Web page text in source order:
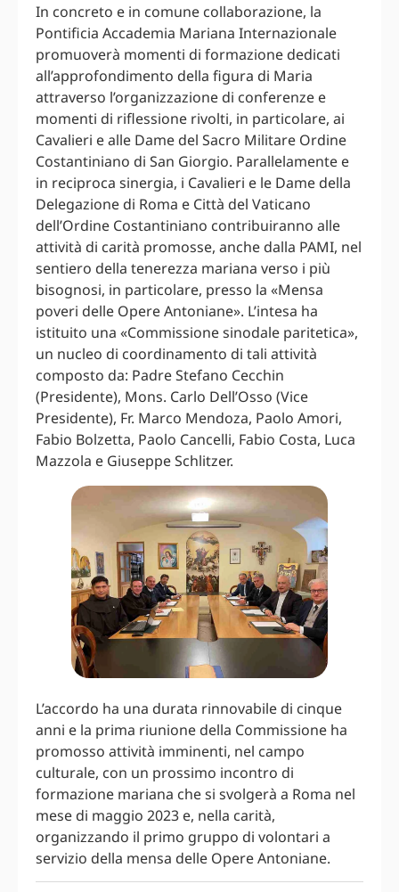
In concreto e in comune collaborazione, la
Pontificia Accademia Mariana Internazionale
promuoverà momenti di formazione dedicati
all’approfondimento della figura di Maria
attraverso l’organizzazione di conferenze e
momenti di riflessione rivolti, in particolare, ai
Cavalieri e alle Dame del Sacro Militare Ordine
Costantiniano di San Giorgio. Parallelamente e
in reciproca sinergia, i Cavalieri e le Dame della
Delegazione di Roma e Città del Vaticano
dell’Ordine Costantiniano contribuiranno alle
attività di carità promosse, anche dalla PAMI, nel
sentiero della tenerezza mariana verso i più
bisognosi, in particolare, presso la «Mensa
poveri delle Opere Antoniane». L’intesa ha
istituito una «Commissione sinodale paritetica»,
un nucleo di coordinamento di tali attività
composto da: Padre Stefano Cecchin
(Presidente), Mons. Carlo Dell’Osso (Vice
Presidente), Fr. Marco Mendoza, Paolo Amori,
Fabio Bolzetta, Paolo Cancelli, Fabio Costa, Luca
Mazzola e Giuseppe Schlitzer.
L’accordo ha una durata rinnovabile di cinque
anni e la prima riunione della Commissione ha
promosso attività imminenti, nel campo
culturale, con un prossimo incontro di
formazione mariana che si svolgerà a Roma nel
mese di maggio 2023 e, nella carità,
organizzando il primo gruppo di volontari a
servizio della mensa delle Opere Antoniane.